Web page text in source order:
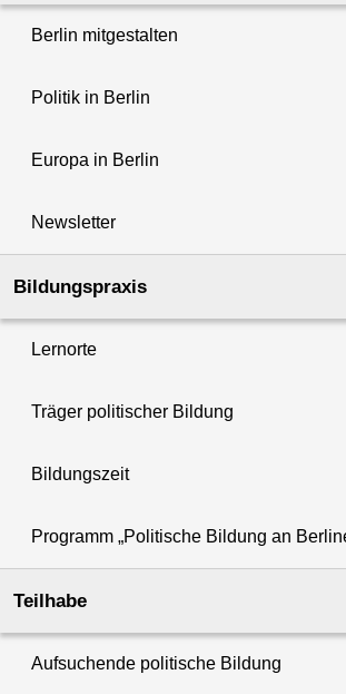
Berlin mitgestalten
Politik in Berlin
Europa in Berlin
Newsletter
Bildungspraxis
Lernorte
Träger politischer Bildung
Bildungszeit
Programm „Politische Bildung an
Teilhabe
Aufsuchende politische Bildung